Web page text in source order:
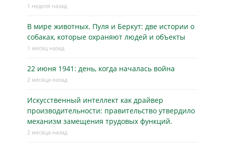
1 неделя назад
В мире животных. Пуля и Беркут: две истории о
собаках, которые охраняют людей и объекты
1 месяц назад
22 июня 1941: день, когда началась война
2 месяца назад
Искусственный интеллект как драйвер
производительности: правительство утвердило
механизм замещения трудовых функций.
2 месяца назад